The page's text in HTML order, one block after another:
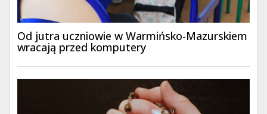
Od jutra uczniowie w Warmińsko-Mazurskiem
wracają przed komputery